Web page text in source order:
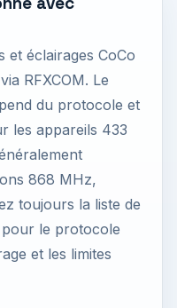
et éclairages CoCo
RFXCOM. Le
du protocole et
les appareils 433
868 MHz,
toujours la liste de
le protocole
et les limites